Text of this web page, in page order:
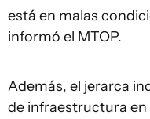
está en malas
informó el MTOP.
Además, el jerarca
de infraestructura en